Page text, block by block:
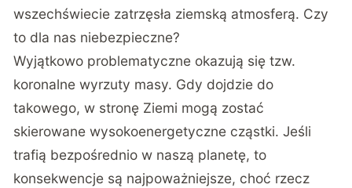
wszechświecie zatrzęsła ziemską atmosferą. Czy
to dla nas niebezpieczne?
Wyjątkowo problematyczne okazują się tzw.
koronalne wyrzuty masy. Gdy dojdzie do
takowego, w stronę Ziemi mogą zostać
skierowane wysokoenergetyczne cząstki. Jeśli
trafią bezpośrednio w naszą planetę, to
konsekwencje są najpoważniejsze, choć rzecz